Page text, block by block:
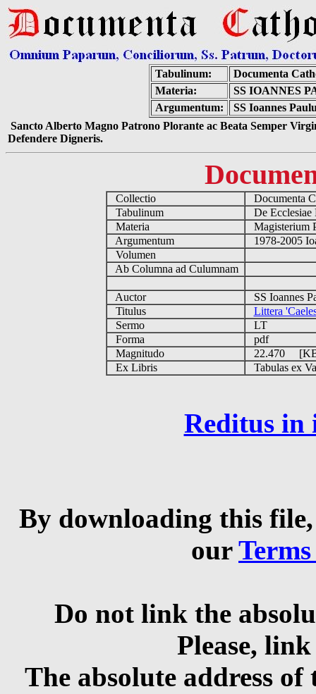
Tabulinum:
Documenta
Materia:
SS IOANNES
Argumentum:
SS Ioannes
Sancto Alberto Magno Patrono Plorante ac Beata Semper
Defendere Digneris.
Collectio
Documenta
Tabulinum
De
Materia
Magisterium
Argumentum
1978-2005
Volumen
Ab Columna ad Culumnam
Auctor
SS Ioannes
Titulus
Littera
Sermo
LT
Forma
pdf
Magnitudo
22.470
Ex Libris
Tabulas ex
Reditus in
By downloading this
our
Do not link the
Please,
The absolute address